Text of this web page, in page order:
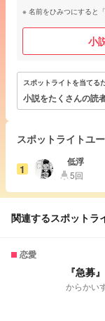
名前をひみつにすると
小
スポットライトを当てる
小説をたくさんの読
スポットライトユ
1
低浮
highlight5回
関連するスポットラ
恋愛
『急募
からかい